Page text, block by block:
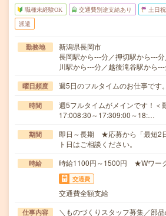
職種未経験OK 交通費別途支給あり 土日
派遣
勤務地
新潟県長岡市
長岡駅から---分／押切駅から---
川駅から---分／越後滝谷駅から
曜日頻度 週5日のフルタイムのお仕事です。
時間
週5フルタイムがメインです！＜
17:008:30～17:309:00～18:…
期間
即日～長期 ★応募から「最短2
ト日はご相談ください。
時給 時給1100円～1500円 ★Wワー
交通費
交通費全額支給
仕事内容 ＼ものづくりスタッフ募集／部